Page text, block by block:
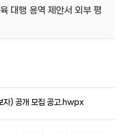
대행 용역 제안서 외부 평
자) 공개 모집 공고.hwpx